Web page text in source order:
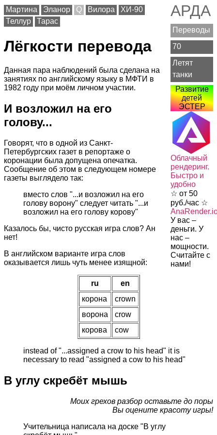
АРДА
Переводы
70
Летят
танки
Развитие
детей
ЭСТЕР
Облачный
рендеринг.
Быстро и
удобно
☆ от 50
руб./час ☆
У вас –
деньги. У
нас –
мощности.
Считайте с
нами!
Мартина Эланор Q Вилора
ХИ-90
Теллур
Тарас
Лёгкости перевода
Данная пара наблюдений была сделана на
занятиях по английскому языку в МФТИ в
1982 году при моём личном участии.
И возложил на его
голову...
Говорят, что в одной из Санкт-
Петербургских газет в репортаже о
коронации была допущена опечатка.
Сообщение об этом в следующем номере
газеты выглядело так:
вместо слов "...и возложил на его
голову ворону" следует читать "...и
возложил на его голову корову"
Казалось бы, чисто русская игра слов? Ан
нет!
В английском варианте игра слов
оказывается лишь чуть менее изящной:
ru
en
корона
crown
ворона
crow
корова
cow
instead of "...assigned a crow to his head" it is
necessary to read "assigned a cow to his head"
В углу скребёт мышь
Моих грехов разбор оставьте до поры
Вы оцените красоту игры!
Учительница написала на доске "В углу